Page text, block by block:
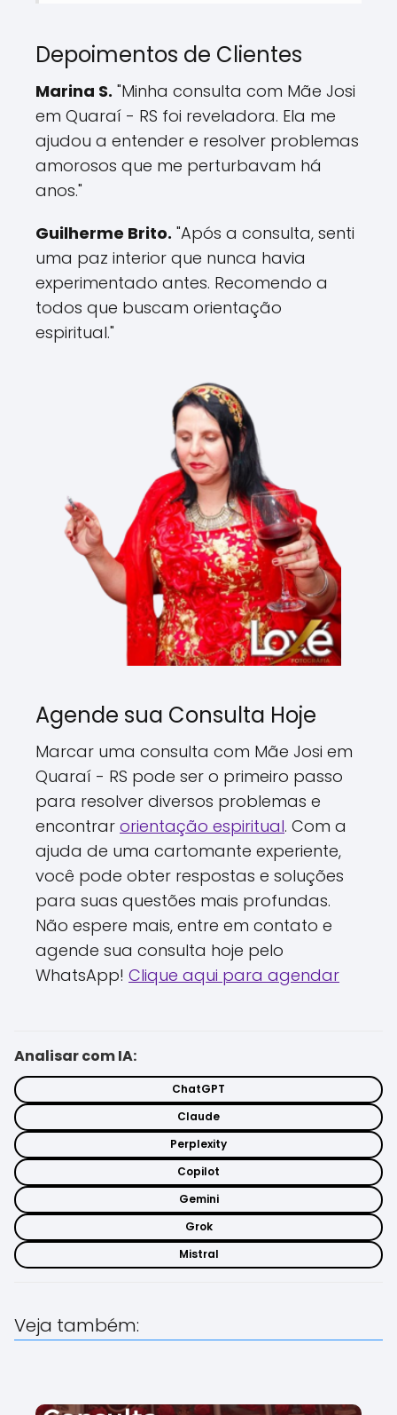
Depoimentos de Clientes
Marina S. "Minha consulta com Mãe Josi
em Quaraí - RS foi reveladora. Ela me
ajudou a entender e resolver problemas
amorosos que me perturbavam há
anos."
Guilherme Brito. "Após a consulta, senti
uma paz interior que nunca havia
experimentado antes. Recomendo a
todos que buscam orientação
espiritual."
Agende sua Consulta Hoje
Marcar uma consulta com Mãe Josi em
Quaraí - RS pode ser o primeiro passo
para resolver diversos problemas e
encontrar orientação espiritual. Com a
ajuda de uma cartomante experiente,
você pode obter respostas e soluções
para suas questões mais profundas.
Não espere mais, entre em contato e
agende sua consulta hoje pelo
WhatsApp! Clique aqui para agendar
Analisar com IA:
ChatGPT
Claude
Perplexity
Copilot
Gemini
Grok
Mistral
Veja também: